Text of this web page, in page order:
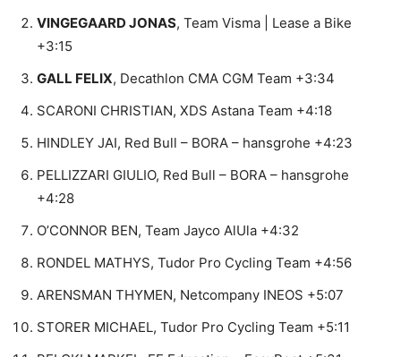
VINGEGAARD JONAS, Team Visma | Lease a Bike
+3:15
GALL FELIX, Decathlon CMA CGM Team +3:34
SCARONI CHRISTIAN, XDS Astana Team +4:18
HINDLEY JAI, Red Bull – BORA – hansgrohe +4:23
PELLIZZARI GIULIO, Red Bull – BORA – hansgrohe
+4:28
O’CONNOR BEN, Team Jayco AlUla +4:32
RONDEL MATHYS, Tudor Pro Cycling Team +4:56
ARENSMAN THYMEN, Netcompany INEOS +5:07
STORER MICHAEL, Tudor Pro Cycling Team +5:11